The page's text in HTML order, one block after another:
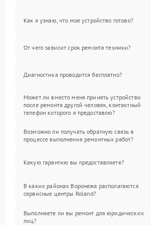
Как я узнаю, что мое устройство готово?
От чего зависит срок ремонта техники?
Диагностика проводится бесплатно?
Может ли вместо меня принять устройство
после ремонта другой человек, контактный
телефон которого я предоставлю?
Возможно ли получать обратную связь в
процессе выполнения ремонтных работ?
Какую гарантию вы предоставляете?
В каких районах Воронежа располагаются
сервисные центры Roland?
Выполняете ли вы ремонт для юридических
лиц?